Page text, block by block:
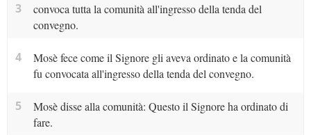
3
convoca tutta la comunità all'ingresso della tenda del
convegno.
4
Mosè fece come il Signore gli aveva ordinato e la comunità
fu convocata all'ingresso della tenda del convegno.
5
Mosè disse alla comunità: Questo il Signore ha ordinato di
fare.